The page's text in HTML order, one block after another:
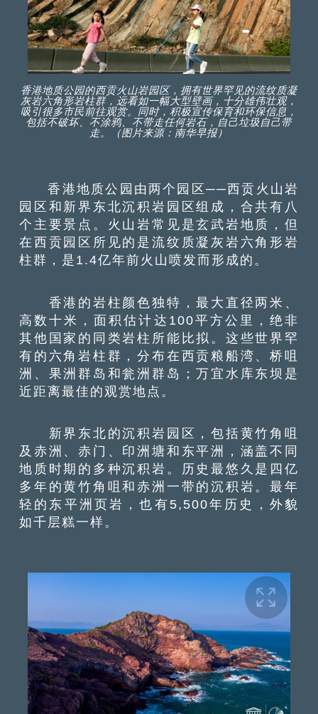
香港地质公园的西贡火山岩园区，拥有世界罕见的流纹质凝
灰岩六角形岩柱群，远看如一幅大型壁画，十分雄伟壮观，
吸引很多市民前往观赏。同时，积极宣传保育和环保信息，
包括不破坏、不涂鸦、不带走任何岩石，自己垃圾自己带
走。（图片来源：南华早报）
香港地质公园由两个园区──西贡火山岩
园区和新界东北沉积岩园区组成，合共有八
个主要景点。火山岩常见是玄武岩地质，但
在西贡园区所见的是流纹质凝灰岩六角形岩
柱群，是1.4亿年前火山喷发而形成的。
香港的岩柱颜色独特，最大直径两米、
高数十米，面积估计达100平方公里，绝非
其他国家的同类岩柱所能比拟。这些世界罕
有的六角岩柱群，分布在西贡粮船湾、桥咀
洲、果洲群岛和瓮洲群岛；万宜水库东坝是
近距离最佳的观赏地点。
新界东北的沉积岩园区，包括黄竹角咀
及赤洲、赤门、印洲塘和东平洲，涵盖不同
地质时期的多种沉积岩。历史最悠久是四亿
多年的黄竹角咀和赤洲一带的沉积岩。最年
轻的东平洲页岩，也有5,500年历史，外貌
如千层糕一样。